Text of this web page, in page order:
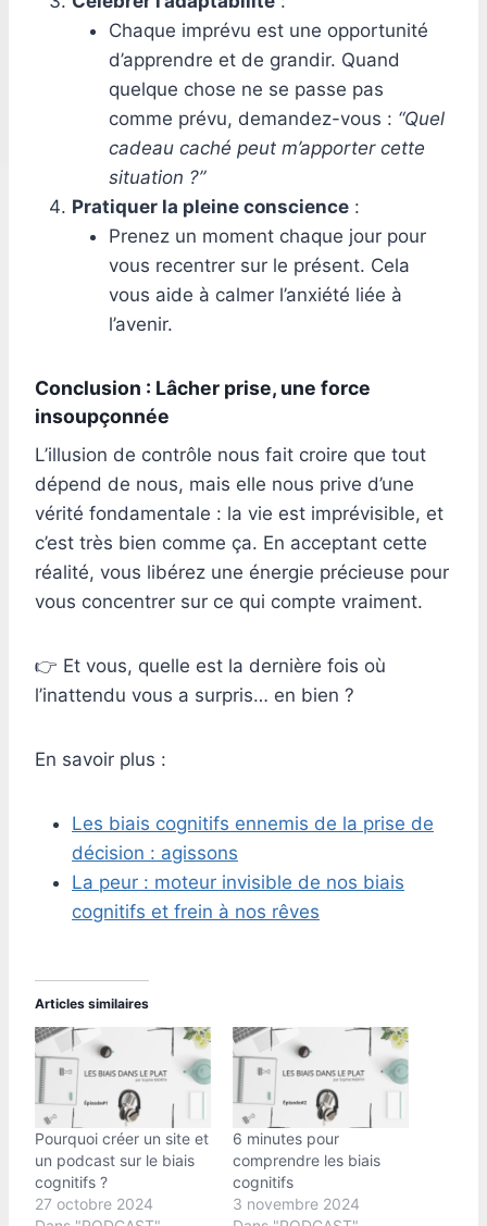
Chaque imprévu est une opportunité
d’apprendre et de grandir. Quand
quelque chose ne se passe pas
comme prévu, demandez-vous : “Quel
cadeau caché peut m’apporter cette
situation ?”
Pratiquer la pleine conscience :
Prenez un moment chaque jour pour
vous recentrer sur le présent. Cela
vous aide à calmer l’anxiété liée à
l’avenir.
Conclusion : Lâcher prise, une force
insoupçonnée
L’illusion de contrôle nous fait croire que tout
dépend de nous, mais elle nous prive d’une
vérité fondamentale : la vie est imprévisible, et
c’est très bien comme ça. En acceptant cette
réalité, vous libérez une énergie précieuse pour
vous concentrer sur ce qui compte vraiment.
👉 Et vous, quelle est la dernière fois où
l’inattendu vous a surpris… en bien ?
En savoir plus :
Les biais cognitifs ennemis de la prise de
décision : agissons
La peur : moteur invisible de nos biais
cognitifs et frein à nos rêves
Articles similaires
Pourquoi créer un site et
un podcast sur le biais
cognitifs ?
27 octobre 2024
6 minutes pour
comprendre les biais
cognitifs
3 novembre 2024